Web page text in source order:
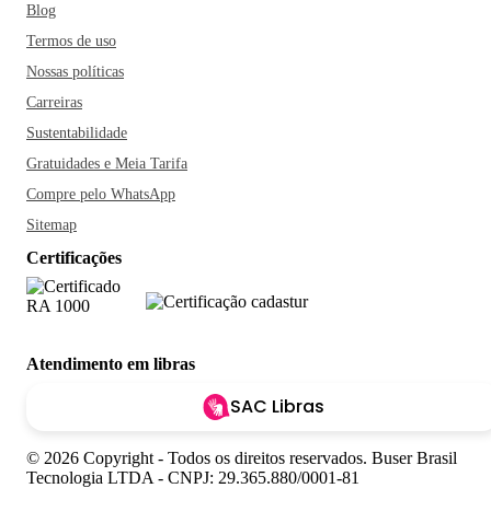
Blog
Termos de uso
Nossas políticas
Carreiras
Sustentabilidade
Gratuidades e Meia Tarifa
Compre pelo WhatsApp
Sitemap
Certificações
Atendimento em libras
SAC Libras
© 2026 Copyright - Todos os direitos reservados. Buser Brasil
Tecnologia LTDA - CNPJ: 29.365.880/0001-81